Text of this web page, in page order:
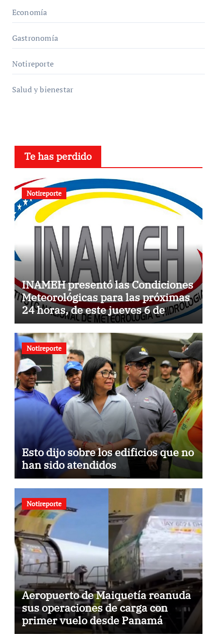
Economía
Gastronomía
Notireporte
Salud y bienestar
Te has perdido
Notireporte
INAMEH presentó las Condiciones
Meteorológicas para las próximas
24 horas, de este jueves 6 de
agosto 2026
Notireporte
Esto dijo sobre los edificios que no
han sido atendidos
Notireporte
Aeropuerto de Maiquetía reanuda
sus operaciones de carga con
primer vuelo desde Panamá